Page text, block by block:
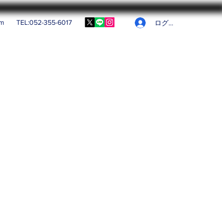
TEL:052-355-6017 ログイン